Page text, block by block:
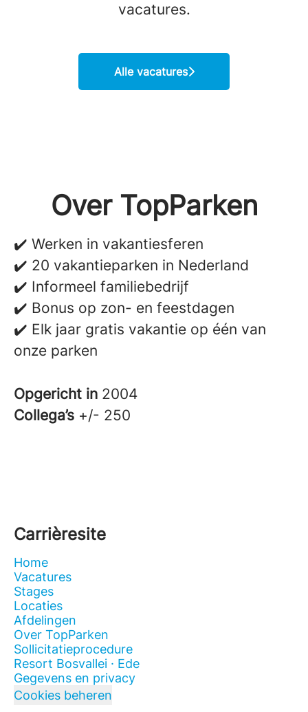
vacatures.
Alle vacatures
Over TopParken
✔️ Werken in vakantiesferen
✔️ 20 vakantieparken in Nederland
✔️ Informeel familiebedrijf
✔️ Bonus op zon- en feestdagen
✔️ Elk jaar gratis vakantie op één van
onze parken
Opgericht in 2004
Collega’s +/- 250
Carrièresite
Home
Vacatures
Stages
Locaties
Afdelingen
Over TopParken
Sollicitatieprocedure
Resort Bosvallei · Ede
Gegevens en privacy
Cookies beheren